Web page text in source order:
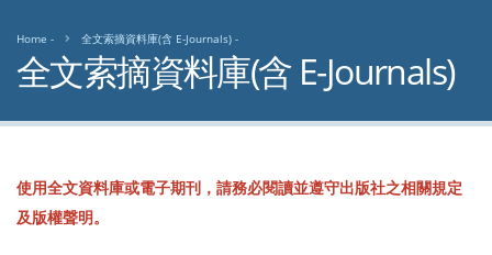
Home 全文索摘資料庫(含 E-Journals)
全文索摘資料庫(含 E-Journals)
使用全文資料庫或電子期刊，請務必閱讀並遵守出版社之相關規定
及版權聲明。